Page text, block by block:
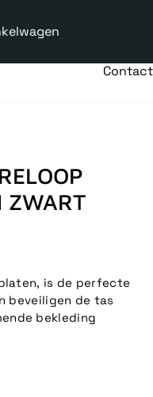
Contact
ZWART
is de perfecte
beveiligen de tas
bekleding